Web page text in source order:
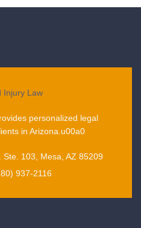
personalized legal
in Arizona.u00a0
Ste. 103, Mesa, AZ 85209
937-2116